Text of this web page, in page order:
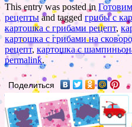
This entry was posted in
рецептыand tagged грибы с
картошка с грибами рецепт,
картошка с грибами на
рецепт, картошка с
permalink.
Поделиться